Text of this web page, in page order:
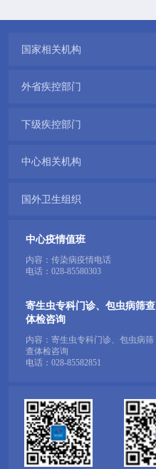
国家相关机构
外省疾控部门
下级疾控部门
中心相关机构
国外卫生组织
中心疫情值班
内容：传染病疫情电话
电话： 028-85580303
寄生虫专科门诊、包虫病筛查
体检咨询
内容：寄生虫专科门诊、包虫病筛
查体检咨询
电话： 028-85582851